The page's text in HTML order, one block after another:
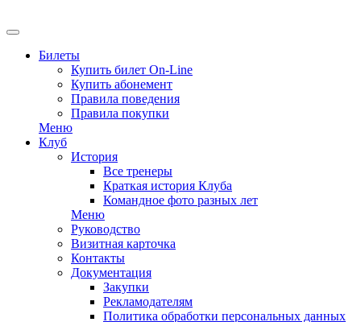
Билеты
Купить билет On-Line
Купить абонемент
Правила поведения
Правила покупки
Меню
Клуб
История
Все тренеры
Краткая история Клуба
Командное фото разных лет
Меню
Руководство
Визитная карточка
Контакты
Документация
Закупки
Рекламодателям
Политика обработки персональных данных